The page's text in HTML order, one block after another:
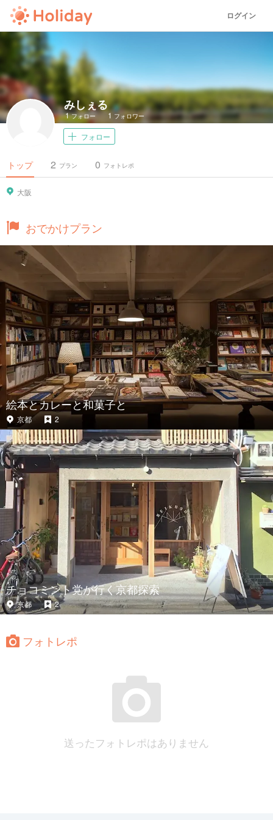
ログイン
みしぇる
1フォロー 1 フォロワー
フォロー
トップ プラン
2 フォトレポ
0
大阪
おでかけプラン
絵本とカレーと和菓子と
京都 2
チョコミント党が行く京都探索
京都 2
フォトレポ
送ったフォトレポはありません